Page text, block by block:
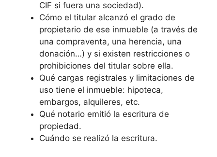
CIF si fuera una sociedad).
Cómo el titular alcanzó el grado de
propietario de ese inmueble (a través de
una compraventa, una herencia, una
donación…) y si existen restricciones o
prohibiciones del titular sobre ella.
Qué cargas registrales y limitaciones de
uso tiene el inmueble: hipoteca,
embargos, alquileres, etc.
Qué notario emitió la escritura de
propiedad.
Cuándo se realizó la escritura.